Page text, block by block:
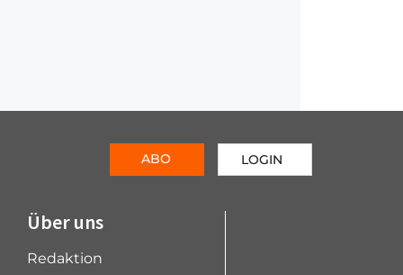
Über uns
Redaktion
ABO LOGIN